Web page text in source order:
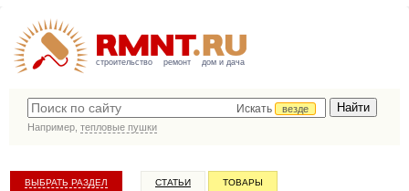
строительство ремонт дом и дача
Искать
везде
Например, тепловые пушки
ВЫБРАТЬ РАЗДЕЛ СТАТЬИ ТОВАРЫ